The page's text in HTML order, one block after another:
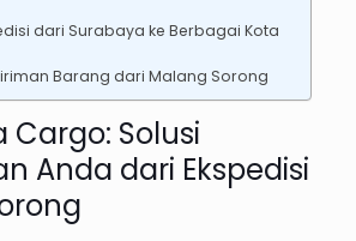
dari Surabaya ke Berbagai Kota
Barang dari Malang Sorong
Cargo: Solusi
Anda dari Ekspedisi